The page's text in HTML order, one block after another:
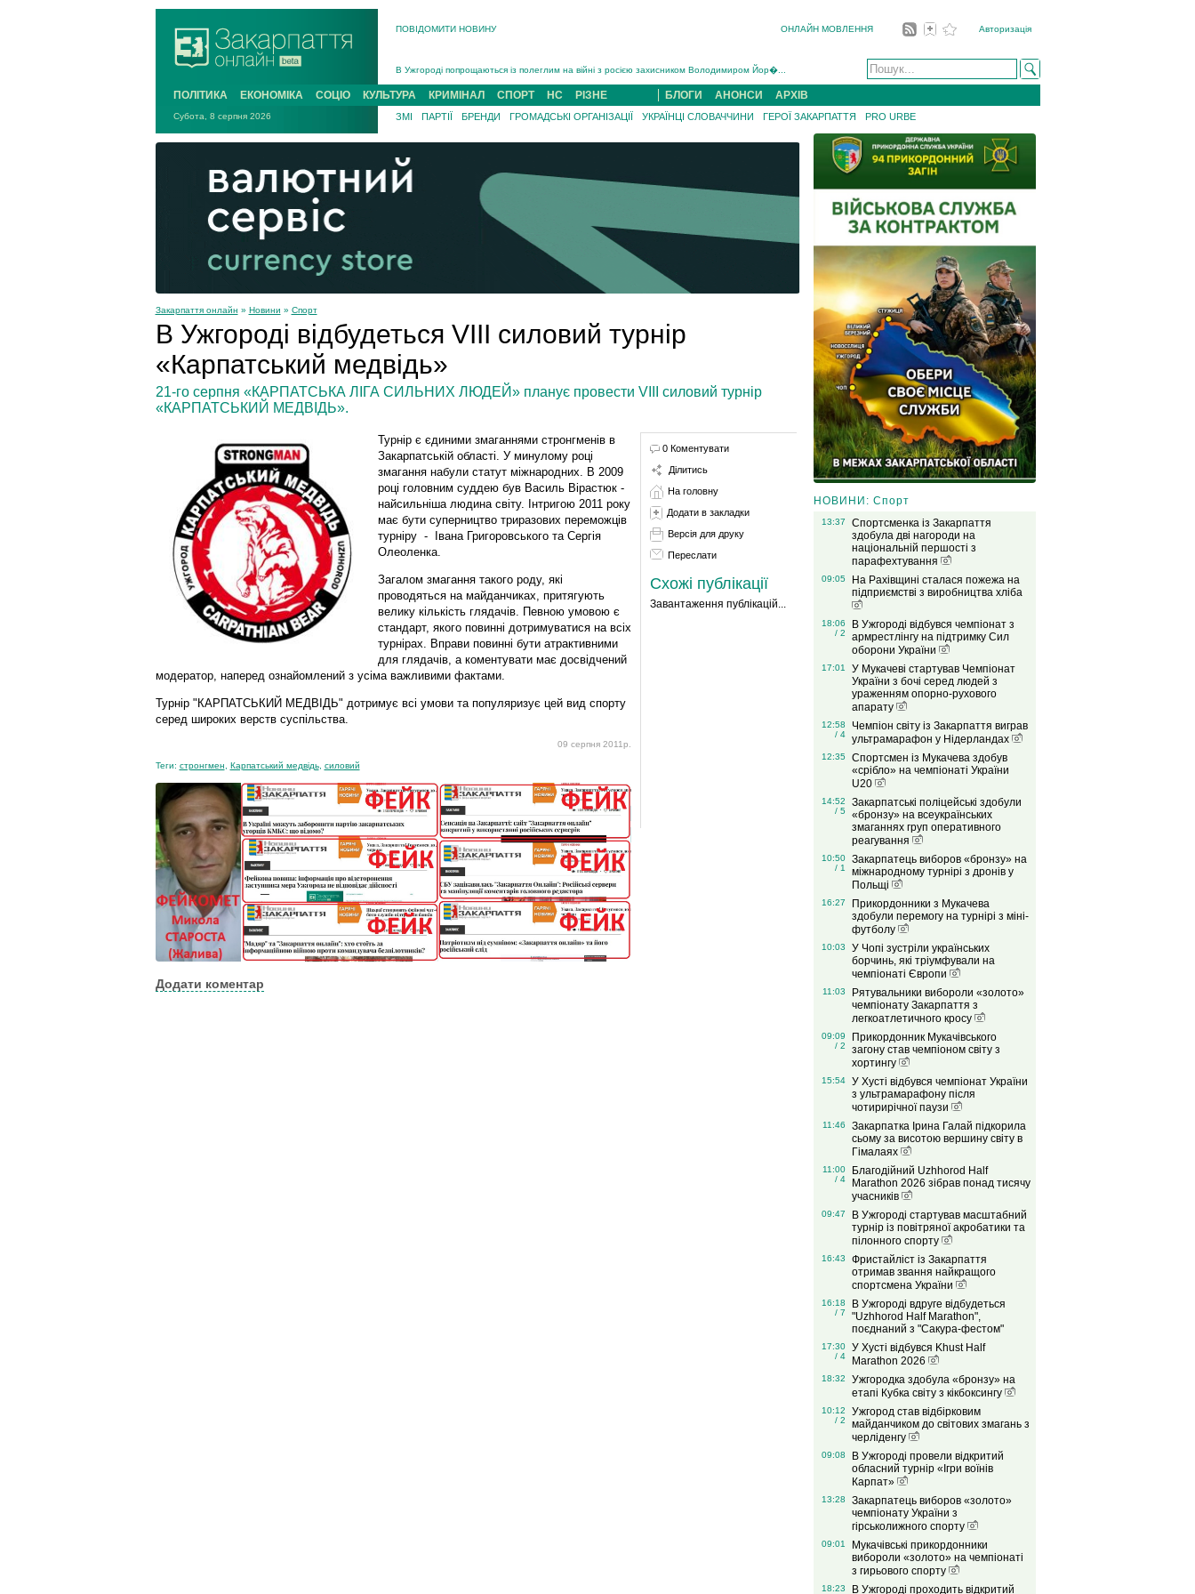
ПОВІДОМИТИ НОВИНУ ОНЛАЙН МОВЛЕННЯ Авторизація
В Ужгороді попрощаються із полеглим на війні з росією захисником Володимиром Йор�...
В Ужгороді 5 серпня попрощаються із захисником Богданом Югасом, який два роки �...
Підтвердили загибель захисника із Нанкова на Хустщині Юліана Гербея (ФОТО)[/gree...
На війні з рф поліг військовий з Виноградова Ігнат Роздяловський (ФОТО)...
На Хустщині внаслідок ДТП за участі трьох авто постраждали 13 людей (ФОТО)...
Інструктора районного ТЦК на Закарпатті судитимуть за обвинувачен...
ПОЛІТИКА ЕКОНОМІКА СОЦІО КУЛЬТУРА КРИМІНАЛ СПОРТ НС РІЗНЕ БЛОГИ АНОНСИ АРХІВ
Субота, 8 серпня 2026 ЗМІ ПАРТІЇ БРЕНДИ ГРОМАДСЬКІ ОРГАНІЗАЦІЇ УКРАЇНЦІ СЛОВАЧЧИНИ ГЕРОЇ ЗАКАРПАТТЯ PRO URBE
Закарпаття онлайн » Новини » Спорт
В Ужгороді відбудеться VIII силовий турнір
«Карпатський медвідь»
21-го серпня «КАРПАТСЬКА ЛІГА СИЛЬНИХ ЛЮДЕЙ» планує провести VIII силовий турнір
«КАРПАТСЬКИЙ МЕДВІДЬ».
Турнір є єдиними змаганнями стронгменів в
Закарпатській області. У минулому році
змагання набули статут міжнародних. В 2009
році головним суддею був Василь Вірастюк -
найсильніша людина світу. Інтригою 2011 року
має бути суперництво триразових переможців
турніру - Івана Григоровського та Сергія
Олеоленка.
Загалом змагання такого роду, які
проводяться на майданчиках, притягують
велику кількість глядачів. Певною умовою є
стандарт, якого повинні дотримуватися на всіх
турнірах. Вправи повинні бути атрактивними
для глядачів, а коментувати має досвідчений
модератор, наперед ознайомлений з усіма важливими фактами.
Турнір "КАРПАТСЬКИЙ МЕДВІДЬ" дотримує всі умови та популяризує цей вид спорту
серед широких верств суспільства.
09 серпня 2011р.
Теги: стронгмен Карпатський медвідь, силовий
Додати коментар
0 Коментувати
Ділитись
На головну
Додати в закладки
Версія для друку
Переслати
Схожі публікації
Завантаження публікацій...
НОВИНИ: Спорт
13:37
Спортсменка із Закарпаття
здобула дві нагороди на
національній першості з
парафехтування
09:05
На Рахівщині сталася пожежа на
підприємстві з виробництва хліба
18:06
/ 2
В Ужгороді відбувся чемпіонат з
армрестлінгу на підтримку Сил
оборони України
17:01
У Мукачеві стартував Чемпіонат
України з бочі серед людей з
ураженням опорно-рухового
апарату
12:58
/ 4
Чемпіон світу із Закарпаття виграв
ультрамарафон у Нідерландах
12:35
Спортсмен із Мукачева здобув
«срібло» на чемпіонаті України
U20
14:52
/ 5
Закарпатські поліцейські здобули
«бронзу» на всеукраїнських
змаганнях груп оперативного
реагування
10:50
/ 1
Закарпатець виборов «бронзу» на
міжнародному турнірі з дронів у
Польщі
16:27
Прикордонники з Мукачева
здобули перемогу на турнірі з міні-
футболу
10:03
У Чопі зустріли українських
борчинь, які тріумфували на
чемпіонаті Європи
11:03
Рятувальники вибороли «золото»
чемпіонату Закарпаття з
легкоатлетичного кросу
09:09
/ 2
Прикордонник Мукачівського
загону став чемпіоном світу з
хортингу
15:54
У Хусті відбувся чемпіонат України
з ультрамарафону після
чотирирічної паузи
11:46
Закарпатка Ірина Галай підкорила
сьому за висотою вершину світу в
Гімалаях
11:00
/ 4
Благодійний Uzhhorod Half
Marathon 2026 зібрав понад тисячу
учасників
09:47
В Ужгороді стартував масштабний
турнір із повітряної акробатики та
пілонного спорту
16:43
Фристайліст із Закарпаття
отримав звання найкращого
спортсмена України
16:18
/ 7
В Ужгороді вдруге відбудеться
"Uzhhorod Half Marathon",
поєднаний з "Сакура-фестом"
17:30
/ 4
У Хусті відбувся Khust Half
Marathon 2026
18:32
Ужгородка здобула «бронзу» на
етапі Кубка світу з кікбоксингу
10:12
/ 2
Ужгород став відбірковим
майданчиком до світових змагань з
черліденгу
09:08
В Ужгороді провели відкритий
обласний турнір «Ігри воїнів
Карпат»
13:28
Закарпатець виборов «золото»
чемпіонату України з
гірськолижного спорту
09:01
Мукачівські прикордонники
вибороли «золото» на чемпіонаті
з гирьового спорту
18:23
В Ужгороді проходить відкритий